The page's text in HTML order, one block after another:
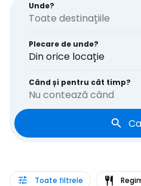
Unde?
Plecare de unde?
Din orice locație
Când și pentru cât timp?
Nu contează când
Toate filtrele
Continuați
Continuați